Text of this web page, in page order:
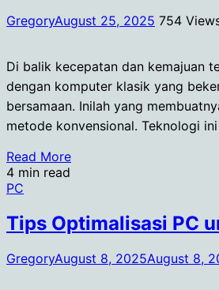
GregoryAugust 25, 2025 754
Di balik kecepatan dan kemajuan
dengan komputer klasik yang
bersamaan. Inilah yang
metode konvensional. Teknologi
Read More
4 min read
PC
Tips Optimalisasi PC
GregoryAugust 8, 2025August 8,